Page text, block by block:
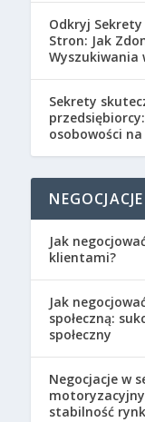
Odkryj
Stron: Jak
Wyszukiwania
Sekrety
osobowości
NEGOCJACJE
Jak
klientami?
Jak
społeczną:
społeczny
Negocjacje w
stabilność